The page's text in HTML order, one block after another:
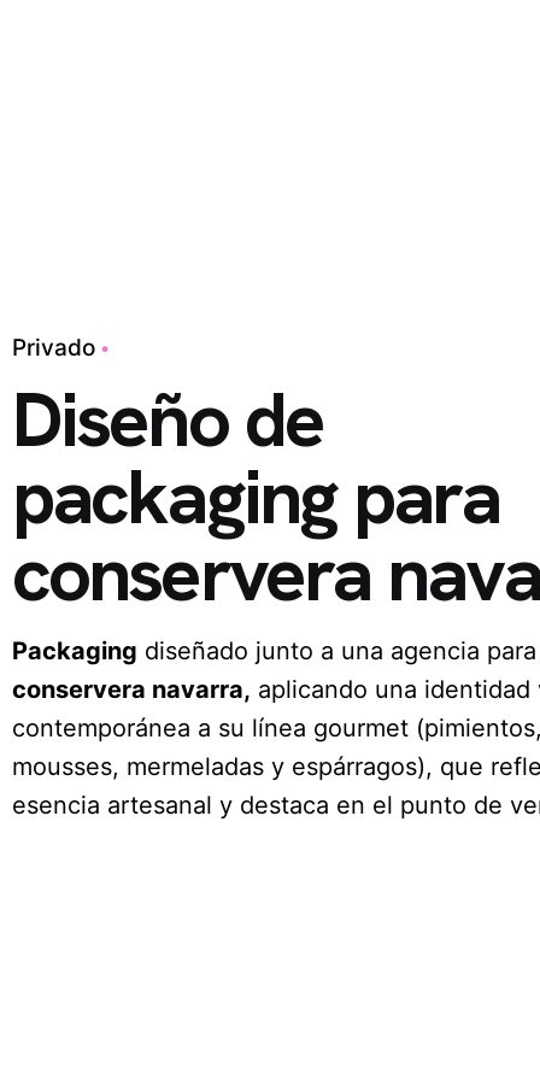
Privado
Diseño de
packaging para
conservera
Packaging diseñado junto a una agencia
conservera navarra, aplicando una identidad
contemporánea a su línea gourmet
mousses, mermeladas y espárragos), que
esencia artesanal y destaca en el punto de